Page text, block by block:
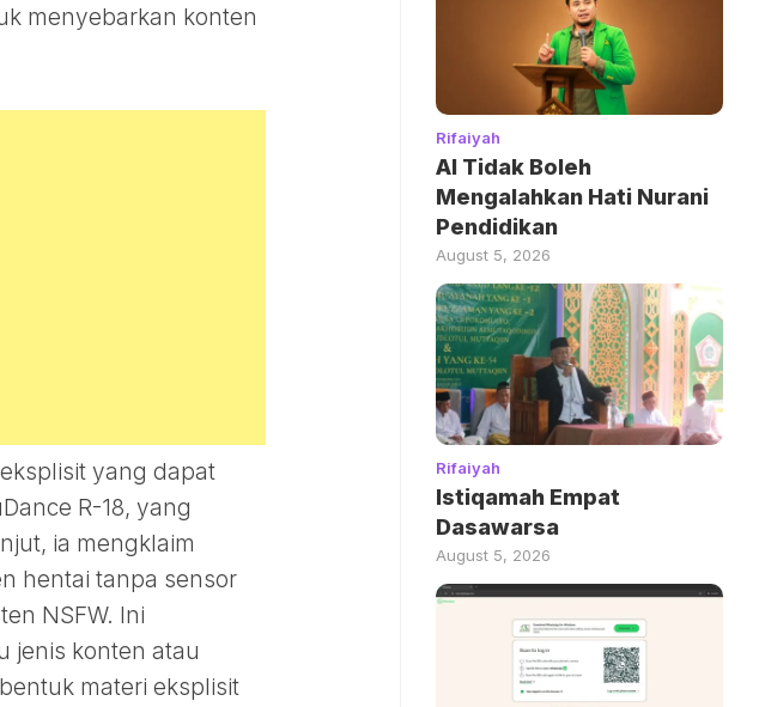
menyebarkan konten
yang dapat
R-18, yang
ia mengklaim
hentai tanpa sensor
NSFW. Ini
jenis konten atau
materi eksplisit
Rifaiyah
AI Tidak Boleh
Mengalahkan Hati Nurani
Pendidikan
August 5, 2026
Rifaiyah
Istiqamah Empat
Dasawarsa
August 5, 2026